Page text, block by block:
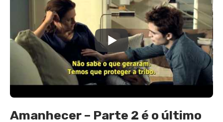
Amanhecer – Parte 2 é o último